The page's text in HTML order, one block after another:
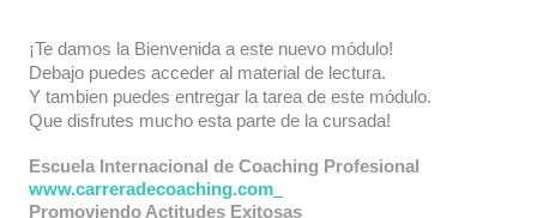
¡Te damos la Bienvenida a este nuevo módulo!
Debajo puedes acceder al material de lectura.
Y tambien puedes entregar la tarea de este módulo.
Que disfrutes mucho esta parte de la cursada!
Escuela Internacional de Coaching Profesional
www.carreradecoaching.com
Promoviendo Actitudes Exitosas